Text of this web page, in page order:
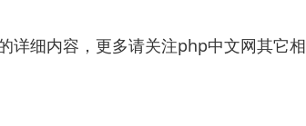
详细内容，更多请关注php中文网其它相